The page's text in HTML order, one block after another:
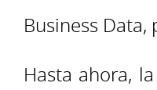
Business Data,
Hasta ahora,